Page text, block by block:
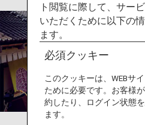
行き先
旅のお役立ち情報
ANA サービス
ト閲覧に際して、サー
いただくために以下の
ます。
必須クッキー
このクッキーは、WEBサ
ために必要です。お客様
約したり、ログイン状態
ます。